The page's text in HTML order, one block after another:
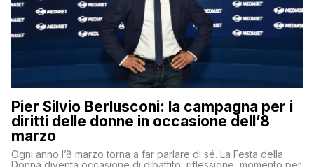
Pier Silvio Berlusconi: la campagna per i
diritti delle donne in occasione dell’8
marzo
Ogni anno l’8 marzo torna a far parlare di sé. La Festa della
Donna diventa occasione di dibattito, riflessione, momento per